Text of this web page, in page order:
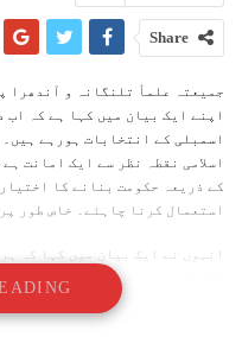
Share
جمیعتہ علمأ تلنگانہ و آندھرا
اپنے ایک بیان میں کہا ہے کہ
اسمبلی کے انتخابات ہورہے
اسلامی نقطہ نظر سے ایک امانت
کے ذریعہ حکومت بنانے کا
استعمال کرنا چاہئے۔ خاص طور
انہوں نے ایک بیان میں کہا کہ
اختیار دستور نے عطا کیا ہے‘
انہوں نے کہا کہ اب اسمبلی
وار اپنے اپنے پروگراموں اور